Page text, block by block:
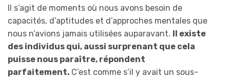
Il s’agit de moments où nous avons besoin de
capacités, d’aptitudes et d’approches mentales que
nous n’avions jamais utilisées auparavant. Il existe
des individus qui, aussi surprenant que cela
puisse nous paraître, répondent
parfaitement. C’est comme s’il y avait un sous-